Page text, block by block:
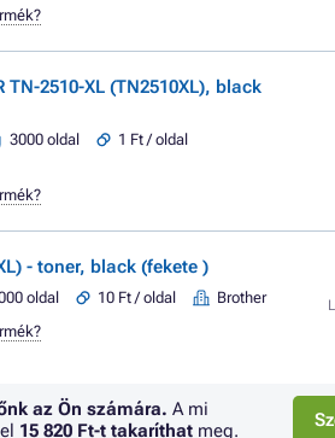
TN-2510-XL (TN2510XL), black
3000 oldal
1 Ft / oldal
- toner, black (fekete )
oldal 10 Ft / oldal Brother
az Ön számára. A mi
15 820 Ft-t takaríthat meg.